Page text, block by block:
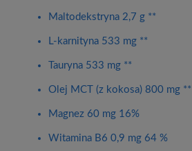
Maltodekstryna 2,7 g **
L-karnityna 533 mg **
Tauryna 533 mg **
Olej MCT (z kokosa) 800 mg **
Magnez 60 mg 16%
Witamina B6 0,9 mg 64 %